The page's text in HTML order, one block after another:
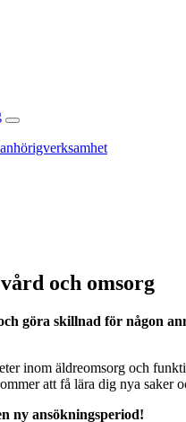
och omsorg
göra skillnad för någon
inom äldreomsorg och
att få lära dig nya saker
ny ansökningsperiod!